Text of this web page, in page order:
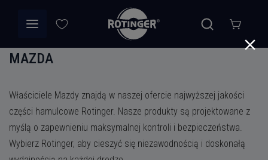
MAZDA
Właściciele Mazdy znajdą w naszej ofercie najwyższej jakości
części hamulcowe Rotinger. Nasze produkty są projektowane z
myślą o zapewnieniu maksymalnej kontroli i bezpieczeństwa.
Wybierz Rotinger, aby cieszyć się niezawodnością i doskonałą